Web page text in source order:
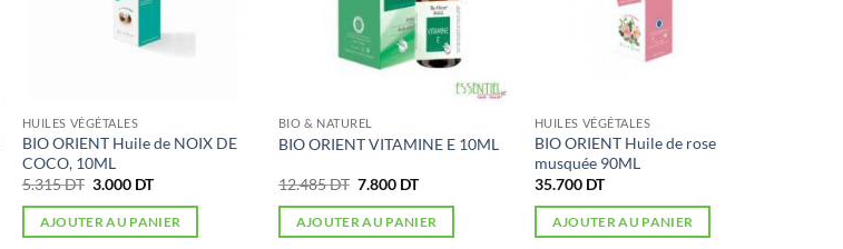
HUILES VÉGÉTALES
BIO ORIENT Huile de NOIX DE
COCO, 10ML
5.315DT Le
initial
était :
3.000 DTLe
actuel
est :
AJOUTER AU PANIER
BIO & NATUREL
BIO ORIENT VITAMINE E 10ML
12.485DT Le
initial
était :
7.800 DTLe
actuel
est :
AJOUTER AU PANIER
HUILES VÉGÉTALES
BIO ORIENT Huile de rose
musquée 90ML
35.700 DT
AJOUTER AU PANIER